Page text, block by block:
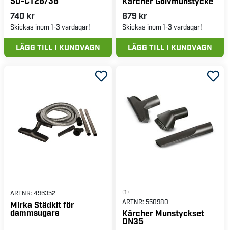
740 kr
Skickas inom 1-3 vardagar!
LÄGG TILL I KUNDVAGN
679 kr
Skickas inom 1-3 vardagar!
LÄGG TILL I KUNDVAGN
ARTNR: 496352
Mirka Städkit för
dammsugare
(1)
ARTNR: 550980
Kärcher Munstyckset
DN35